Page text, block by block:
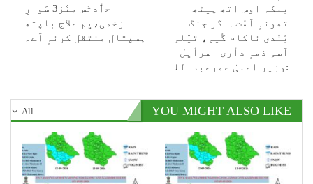
بلکہ اوس اتھ پیٹھ
تھونہٕ آمُت۔اگر جنگ
بٔنٛدی ناکام گٔیہِ، تیٚلہِ
آسہِ ذمہٕ دٲری اسرٲیل
:وزیر اعلیٰ عمرعبداللہ
حٲدثَس منٛز3 سَوارِ
زخمی،یِم علاج باپتھ
ہسپتال منتقل کرنہٕ آے۔
All YOU MIGHT ALSO LIKE